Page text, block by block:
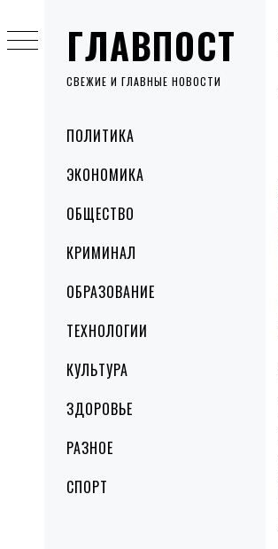
ГЛАВПОСТ
СВЕЖИЕ И ГЛАВНЫЕ НОВОСТИ
MenuПОЛИТИКА
ЭКОНОМИКА
ОБЩЕСТВО
КРИМИНАЛ
ОБРАЗОВАНИЕ
ТЕХНОЛОГИИ
КУЛЬТУРА
ЗДОРОВЬЕ
РАЗНОЕ
СПОРТ
to
content